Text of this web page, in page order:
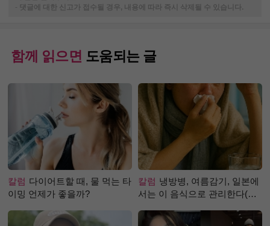
-
댓글에 대한 신고가 접수될 경우, 내용에 따라 즉시 삭제될 수 있습니다.
함께 읽으면 도움되는 글
칼럼 다이어트할 때, 물 먹는 타
이밍 언제가 좋을까?
칼럼 냉방병, 여름감기, 일본에
서는 이 음식으로 관리한다(생